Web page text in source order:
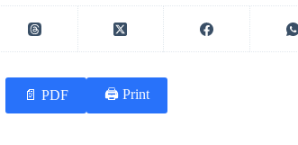
Print 🖨
PDF 📄